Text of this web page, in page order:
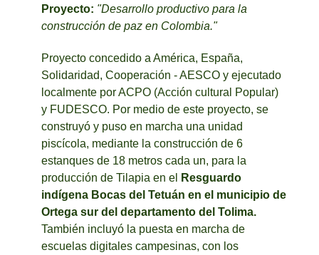
Proyecto: "Desarrollo productivo para la
construcción de paz en Colombia."
Proyecto concedido a América, España,
Solidaridad, Cooperación - AESCO y ejecutado
localmente por ACPO (Acción cultural Popular)
y FUDESCO. Por medio de este proyecto, se
construyó y puso en marcha una unidad
piscícola, mediante la construcción de 6
estanques de 18 metros cada un, para la
producción de Tilapia en el
Resguardo
indígena Bocas del Tetuán en el municipio de
Ortega sur del departamento del Tolima.
También incluyó la puesta en marcha de
escuelas digitales campesinas, con los